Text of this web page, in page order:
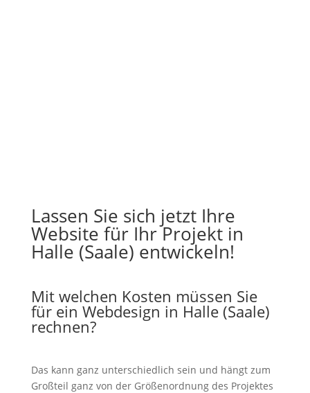
Lassen Sie sich jetzt Ihre
Website für Ihr Projekt in
Halle (Saale) entwickeln!
Mit welchen Kosten müssen Sie
für ein Webdesign in Halle (Saale)
rechnen?
Das kann ganz unterschiedlich sein und hängt zum
Großteil ganz von der Größenordnung des Projektes